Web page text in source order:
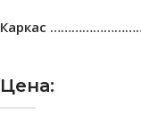
Каркас
Цена: